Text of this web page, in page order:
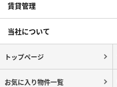
賃貸管理
当社について
トップページ
お気に入り物件一覧